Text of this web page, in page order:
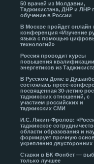
50 врачей из Молдавии,
Таджикистана, ДНР и ЛНР
обучение в России
В Москве пройдет онлайн
конференция «Изучение
языка с помощью
технологий»
Россия проводит курсы
повышения
энергетиков из
В Русском Доме в
состоялась пресс-
посвященная 30-летию
таджикских отношений, с
участием российских и
таджикских СМИ
И.С. Лякин-Фролов:
таджикское
области образования и
формирует прочную
укрепления двусторонних
Ставки в БК Фонбет —
только лучшее